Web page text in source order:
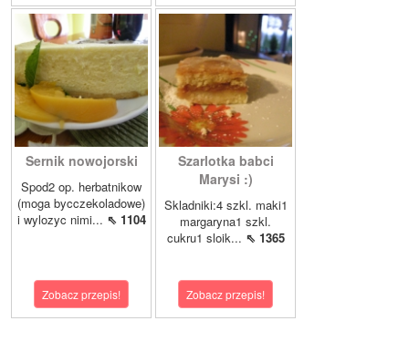
Sernik nowojorski
Spod2 op. herbatnikow
(moga bycczekoladowe)
i wylozyc nimi... ⇖ 1104
Zobacz przepis!
Szarlotka babci
Marysi :)
Skladniki:4 szkl. maki1
margaryna1 szkl.
cukru1 sloik... ⇖ 1365
Zobacz przepis!